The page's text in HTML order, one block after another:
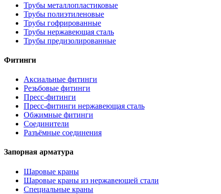
Трубы металлопластиковые
Трубы полиэтиленовые
Трубы гофрированные
Трубы нержавеющая сталь
Трубы предизолированные
Фитинги
Аксиальные фитинги
Резьбовые фитинги
Пресс-фитинги
Пресс-фитинги нержавеющая сталь
Обжимные фитинги
Соединители
Разъёмные соединения
Запорная арматура
Шаровые краны
Шаровые краны из нержавеющей стали
Специальные краны